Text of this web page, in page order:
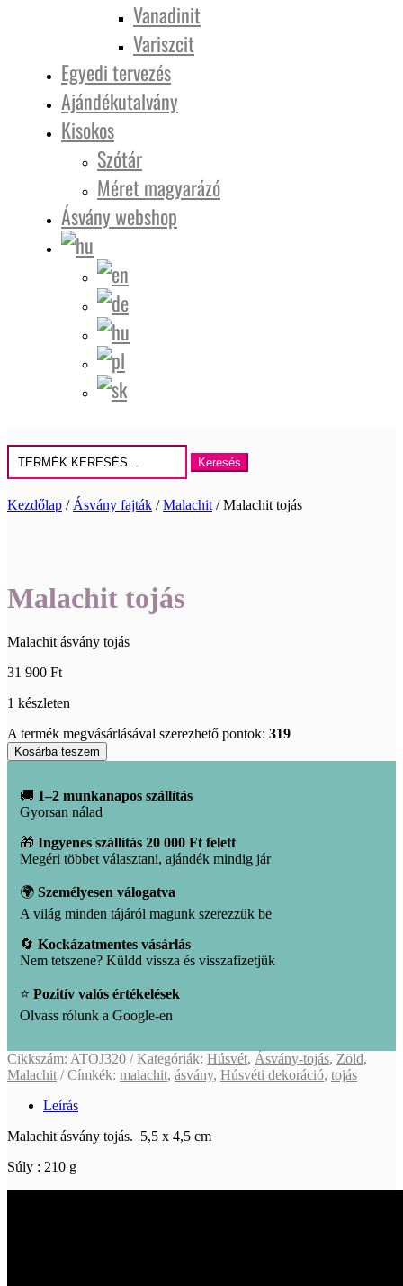
Vanadinit
Variszcit
Egyedi tervezés
Ajándékutalvány
Kisokos
Szótár
Méret magyarázó
Ásvány webshop
Keresés
erre:
Kezdőlap / Ásvány fajták /Malachit / Malachit tojás
Malachit tojás
Malachit ásvány tojás
31 900 Ft
1 készleten
A termék megvásárlásával szerezhető pontok: 319
Malachit
tojás
Kosárba teszem
🚚 1–2 munkanapos szállítás
Gyorsan nálad
🎁 Ingyenes szállítás 20 000 Ft felett
Megéri többet választani, ajándék mindig jár
🌍 Személyesen válogatva
A világ minden tájáról magunk szerezzük be
🔄 Kockázatmentes vásárlás
Nem tetszene? Küldd vissza és visszafizetjük
⭐ Pozitív valós értékelések
Olvass rólunk a Google-en
Cikkszám: ATOJ320 Kategóriák: Húsvét, Ásvány-tojás, Zöld,
Malachit
Címkék: malachit, ásvány, Húsvéti dekoráció, tojás
Leírás
Malachit ásvány tojás. 5,5 x 4,5 cm
Súly : 210 g